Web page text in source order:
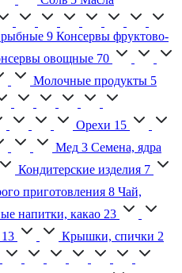
9 Консервы фруктово-
овощные 70
Молочные продукты 5
Орехи 15
Мед 3 Семена, ядра
Кондитерские изделия 7
приготовления 8 Чай,
напитки, какао 23
13 Крышки, спички 2